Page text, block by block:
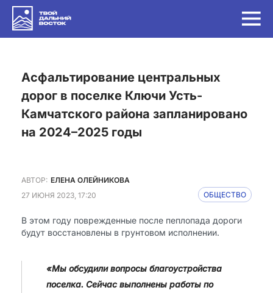
Асфальтирование центральных
дорог в поселке Ключи Усть-
Камчатского района запланировано
на 2024–2025 годы
АВТОР: ЕЛЕНА ОЛЕЙНИКОВА
27 ИЮНЯ 2023, 17:20
ОБЩЕСТВО
В этом году поврежденные после пеплопада дороги
будут восстановлены в грунтовом исполнении.
«Мы обсудили вопросы благоустройства
поселка. Сейчас выполнены работы по